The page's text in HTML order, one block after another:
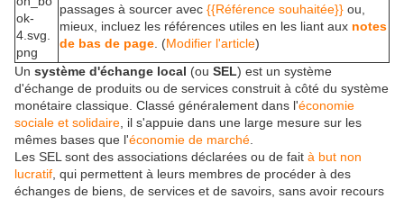
passages à sourcer avec {{Référence souhaitée}} ou,
mieux, incluez les références utiles en les liant aux notes
de bas de page . (Modifier l'article)
Un système d'échange local (ou SEL) est un système
d'échange de produits ou de services construit à côté du système
monétaire classique. Classé généralement dans l'économie
sociale et solidaire , il s'appuie dans une large mesure sur les
mêmes bases que l'économie de marché
Les SEL sont des associations déclarées ou de fait à but non
lucratif , qui permettent à leurs membres de procéder à des
échanges de biens, de services et de savoirs, sans avoir recours